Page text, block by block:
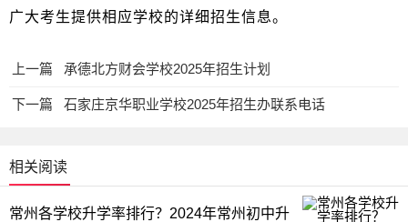
广大考生提供相应学校的详细招生信息。
上一篇 承德北方财会学校2025年招生计划
下一篇 石家庄京华职业学校2025年招生办联系电话
相关阅读
常州各学校升学率排行？2024年常州初中升